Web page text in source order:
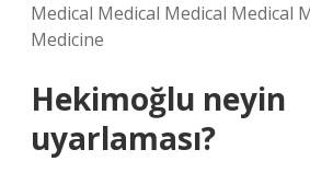
Medical Medical Medical Medical
Medicine
Hekimoğlu neyin
uyarlaması?